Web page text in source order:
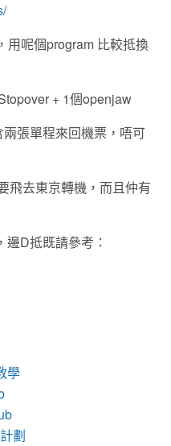
用呢個program 比較抵換
+ 1個openjaw
張單程來回機票，唔可
飛去東京轉機，而且仲有
D抵既請參考：
學
劃